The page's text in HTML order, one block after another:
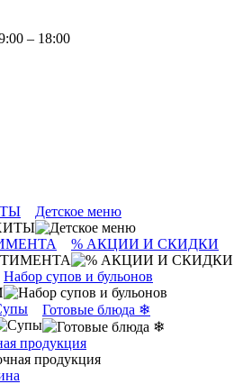
– 18:00
Детское меню
% АКЦИИ И СКИДКИ
Набор супов и бульонов
Готовые блюда ❄
продукция